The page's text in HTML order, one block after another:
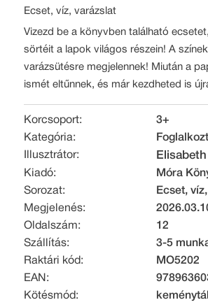
Ecset, víz, varázslat
Vizezd be a könyvben található
sörtéit a lapok világos részein! A
varázsütésre megjelennek! Miután a
ismét eltűnnek, és már kezdheted is
Korcsoport:
3+
Kategória:
Illusztrátor:
Kiadó:
Móra
Sorozat:
Ecset,
Megjelenés:
Oldalszám:
12
Szállítás:
3-5
Raktári kód:
MO5202
EAN:
Kötésmód: